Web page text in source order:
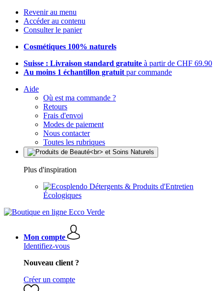
Revenir au menu
Accéder au contenu
Consulter le panier
Cosmétiques 100% naturels
Suisse : Livraison standard gratuite à partir de CHF 69.90
Au moins 1 échantillon gratuit par commande
Aide
Où est ma commande ?
Retours
Frais d'envoi
Modes de paiement
Nous contacter
Toutes les rubriques
Plus d'inspiration
Détergents & Produits d'Entretien
Écologiques
Mon compte
Identifiez-vous
Nouveau client ?
Créer un compte